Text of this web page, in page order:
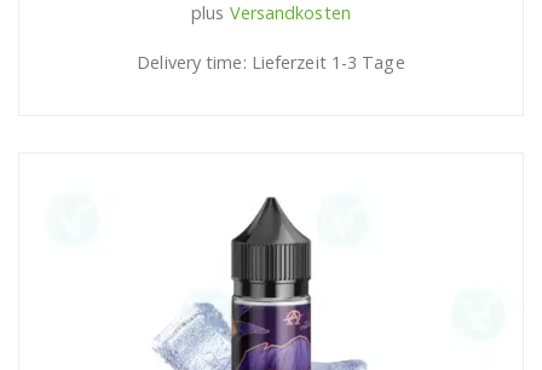
plus Versandkosten
Delivery time: Lieferzeit 1-3 Tage